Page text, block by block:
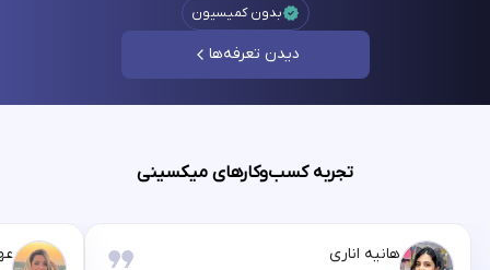
بدون کمیسیون
دیدن تعرفه‌ها
تجربه کسب‌وکارهای میکسینی
هانیه اناری